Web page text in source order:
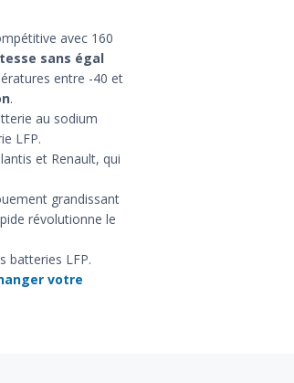
avec 160
sans égal
entre -40 et
.
au sodium
LFP.
et Renault, qui
grandissant
révolutionne le
batteries LFP.
votre